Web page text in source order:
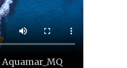
Aquamar_MQ